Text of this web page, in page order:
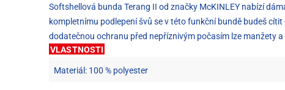
Softshellová bunda Terang II od značky McKINLEY nabízí
kompletnímu podlepení švů se v této funkční bundě budeš
dodatečnou ochranu před nepříznivým počasím lze manžety
VLASTNOSTI
Materiál: 100 % polyester